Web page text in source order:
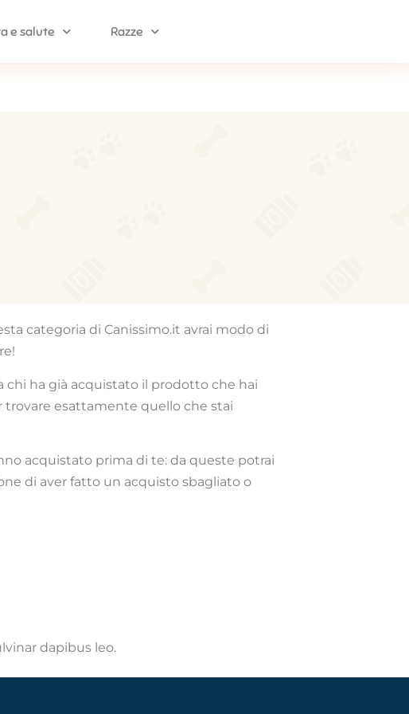
e salute Razze
categoria di Canissimo.it avrai modo di
chi ha già acquistato il prodotto che hai
esattamente quello che stai
acquistato prima di te: da queste potrai
di aver fatto un acquisto sbagliato o
dapibus leo.